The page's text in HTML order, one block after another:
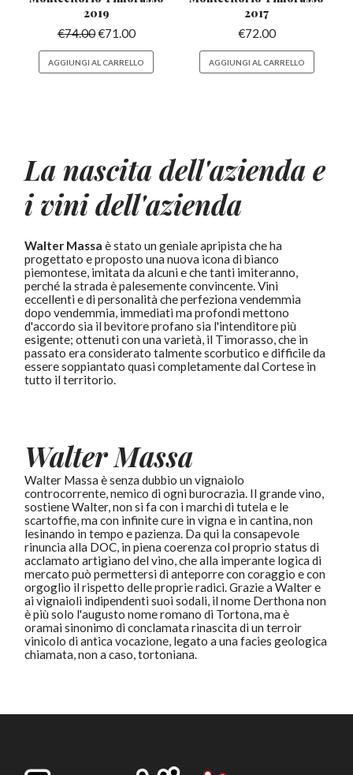
2019
€74.00€71.00
AGGIUNGI AL CARRELLO
2017
€72.00
AGGIUNGI AL CARRELLO
La nascita dell'azienda e
i vini dell'azienda
Walter Massa è stato un geniale apripista che ha
progettato e proposto una nuova icona di bianco
piemontese, imitata da alcuni e che tanti imiteranno,
perché la strada è palesemente convincente. Vini
eccellenti e di personalità che perfeziona vendemmia
dopo vendemmia, immediati ma profondi mettono
d'accordo sia il bevitore profano sia l'intenditore più
esigente; ottenuti con una varietà, il Timorasso, che in
passato era considerato talmente scorbutico e difficile da
essere soppiantato quasi completamente dal Cortese in
tutto il territorio.
Walter Massa
Walter Massa è senza dubbio un vignaiolo
controcorrente, nemico di ogni burocrazia. Il grande vino,
sostiene Walter, non si fa con i marchi di tutela e le
scartoffie, ma con infinite cure in vigna e in cantina, non
lesinando in tempo e pazienza. Da qui la consapevole
rinuncia alla DOC, in piena coerenza col proprio status di
acclamato artigiano del vino, che alla imperante logica di
mercato può permettersi di anteporre con coraggio e con
orgoglio il rispetto delle proprie radici. Grazie a Walter e
ai vignaioli indipendenti suoi sodali, il nome Derthona non
è più solo l'augusto nome romano di Tortona, ma è
oramai sinonimo di conclamata rinascita di un terroir
vinicolo di antica vocazione, legato a una facies geologica
chiamata, non a caso, tortoniana.